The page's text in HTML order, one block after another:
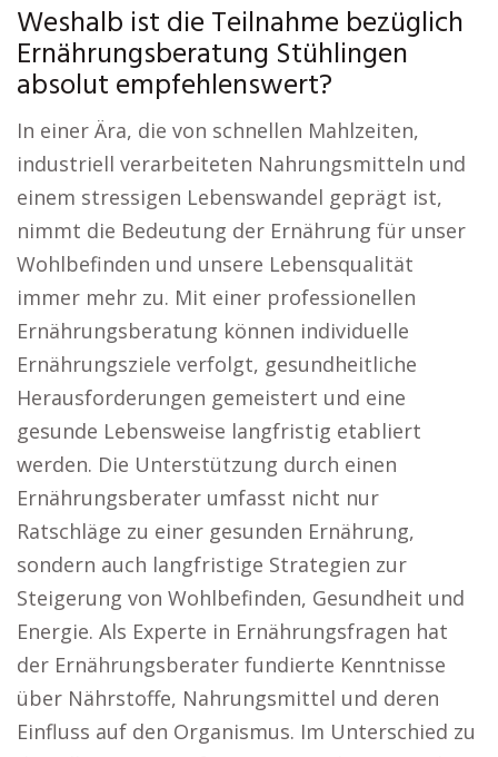
Weshalb ist die Teilnahme bezüglich
Ernährungsberatung Stühlingen
absolut empfehlenswert?
In einer Ära, die von schnellen Mahlzeiten,
industriell verarbeiteten Nahrungsmitteln und
einem stressigen Lebenswandel geprägt ist,
nimmt die Bedeutung der Ernährung für unser
Wohlbefinden und unsere Lebensqualität
immer mehr zu. Mit einer professionellen
Ernährungsberatung können individuelle
Ernährungsziele verfolgt, gesundheitliche
Herausforderungen gemeistert und eine
gesunde Lebensweise langfristig etabliert
werden. Die Unterstützung durch einen
Ernährungsberater umfasst nicht nur
Ratschläge zu einer gesunden Ernährung,
sondern auch langfristige Strategien zur
Steigerung von Wohlbefinden, Gesundheit und
Energie. Als Experte in Ernährungsfragen hat
der Ernährungsberater fundierte Kenntnisse
über Nährstoffe, Nahrungsmittel und deren
Einfluss auf den Organismus. Im Unterschied zu